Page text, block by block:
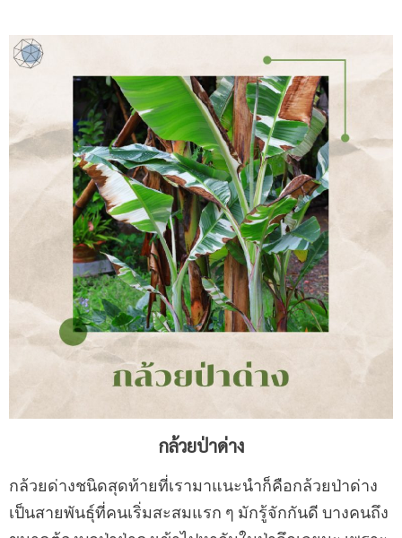
กล้วยป่าด่าง
กล้วยด่างชนิดสุดท้ายที่เรามาแนะนำก็คือกล้วยป่าด่าง
เป็นสายพันธุ์ที่คนเริ่มสะสมแรก ๆ มักรู้จักกันดี บางคนถึง